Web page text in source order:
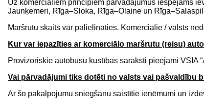
Uz komerciāliem principiem pārvadājumus iespējams
Jaunķemeri, Rīga–Sloka, Rīga–Olaine un
Maršrutu skaits var palielināties. Komerciālie / valsts
Kur var iepazīties ar komerciālo maršrutu (reisu)
Provizoriskie autobusu kustības saraksti pieejami VSIA
Vai pārvadājumi tiks dotēti no valsts vai pašvaldību
Ar šo pakalpojumu sniegšanu saistītie ieņēmumi un